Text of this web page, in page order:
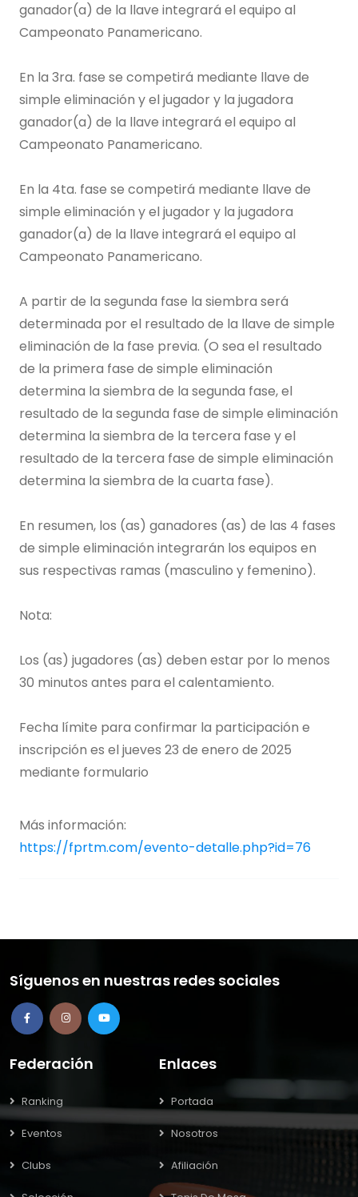
ganador(a) de la llave integrará el equipo al
Campeonato Panamericano.
En la 3ra. fase se competirá mediante llave de
simple eliminación y el jugador y la jugadora
ganador(a) de la llave integrará el equipo al
Campeonato Panamericano.
En la 4ta. fase se competirá mediante llave de
simple eliminación y el jugador y la jugadora
ganador(a) de la llave integrará el equipo al
Campeonato Panamericano.
A partir de la segunda fase la siembra será
determinada por el resultado de la llave de simple
eliminación de la fase previa. (O sea el resultado
de la primera fase de simple eliminación
determina la siembra de la segunda fase, el
resultado de la segunda fase de simple eliminación
determina la siembra de la tercera fase y el
resultado de la tercera fase de simple eliminación
determina la siembra de la cuarta fase).
En resumen, los (as) ganadores (as) de las 4 fases
de simple eliminación integrarán los equipos en
sus respectivas ramas (masculino y femenino).
Nota:
Los (as) jugadores (as) deben estar por lo menos
30 minutos antes para el calentamiento.
Fecha límite para confirmar la participación e
inscripción es el jueves 23 de enero de 2025
mediante formulario
Más información:
https://fprtm.com/evento-detalle.php?id=76
Síguenos en nuestras redes sociales
Federación
Ranking
Eventos
Clubs
Enlaces
Portada
Nosotros
Afiliación